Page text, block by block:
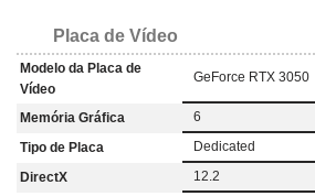
Placa de Vídeo
Modelo da Placa de
Vídeo
GeForce RTX 3050
Memória Gráfica
6
Tipo de Placa
‎Dedicated
DirectX
12.2